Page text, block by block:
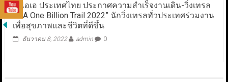
เอไอเอ ประเทศไทย ประกาศความสำเร็จงานเดิน-วิ่งเทรล
“AIA One Billion Trail 2022” นักวิ่งเทรลทั่วประเทศร่วมงาน
เพื่อสุขภาพและชีวิตที่ดีขึ้น
ธันวาคม 8, 2022 admin 0